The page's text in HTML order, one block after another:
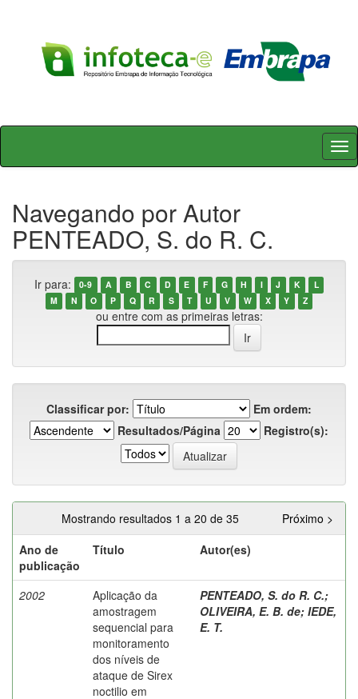
Skip
Navegando por Autor
PENTEADO, S. do R. C.
Ir para: 0-9 A B C D E F G H I J K
L
M
N O P Q R S T U V W X Y Z
ou entre com as primeiras letras:
Classificar por:
Em ordem:
Resultados/Página
Registro(s):
Mostrando resultados 1 a 20 de 35
Próximo >
Ano de
publicação
Título Autor(es)
2002
Aplicação da
amostragem
sequencial para
monitoramento
dos níveis de
ataque de Sirex
noctilio em
PENTEADO, S. do R. C.;
OLIVEIRA, E. B. de; IEDE,
E. T.